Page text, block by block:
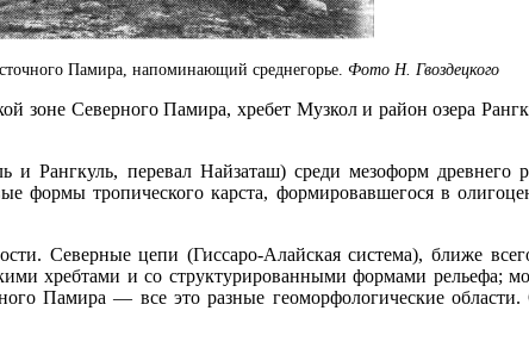
Памира, напоминающий среднегорье. Фото Н. Гвоздецкого
зоне Северного Памира, хребет Музкол и район озера
Рангкуль, перевал Найзаташ) среди мезоформ древнего
формы тропического карста, формировавшегося в
Северные цепи (Гиссаро-Алайская система), ближе
хребтами и со структурированными формами рельефа;
Памира — все это разные геоморфологические